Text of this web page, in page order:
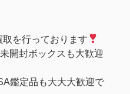
を行っております
開封ボックスも大歓迎
鑑定品も大大大歓迎で